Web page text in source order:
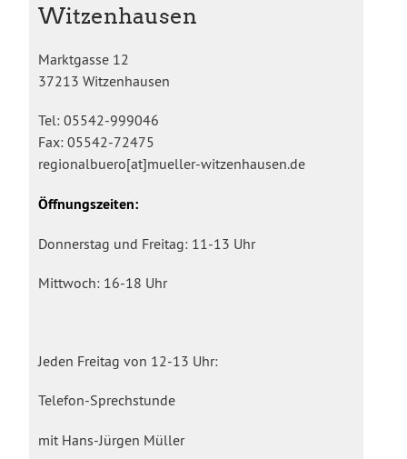
Witzenhausen
Marktgasse 12
37213 Witzenhausen
Tel: 05542-999046
Fax: 05542-72475
regionalbuero[at]mueller-witzenhausen.de
Öffnungszeiten:
Donnerstag und Freitag: 11-13 Uhr
Mittwoch: 16-18 Uhr
Jeden Freitag von 12-13 Uhr:
Telefon-Sprechstunde
mit Hans-Jürgen Müller